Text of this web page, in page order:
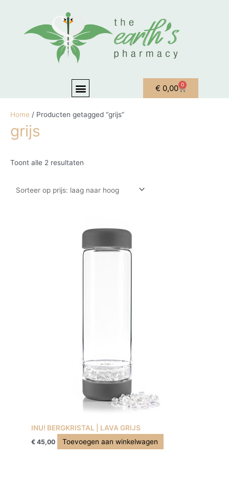
Menu € 0,00 0
Winkelwagen
Home / Producten getagged “grijs”
grijs
Toont alle 2 resultaten
INU! BERGKRISTAL | LAVA GRIJS
€ 45,00 Toevoegen aan winkelwagen